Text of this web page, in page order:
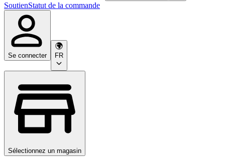
SoutienStatut de la commande
Se connecter FR
Sélectionnez un magasin